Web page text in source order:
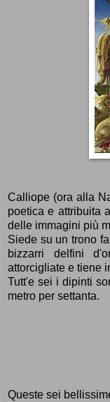
Calliope (ora alla
poetica e attribuita
delle immagini più
Siede su un trono
bizzarri delfini
attorcigliate e tiene
Tutt'e sei i dipinti
metro per settanta.
Queste sei